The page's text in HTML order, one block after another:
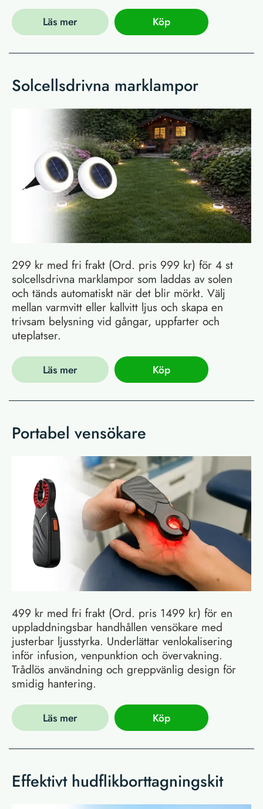
Läs mer Köp
Solcellsdrivna marklampor
299 kr med fri frakt (Ord. pris 999 kr) för 4 st
solcellsdrivna marklampor som laddas av solen
och tänds automatiskt när det blir mörkt. Välj
mellan varmvitt eller kallvitt ljus och skapa en
trivsam belysning vid gångar, uppfarter och
uteplatser.
Läs mer Köp
Portabel vensökare
499 kr med fri frakt (Ord. pris 1499 kr) för en
uppladdningsbar handhållen vensökare med
justerbar ljusstyrka. Underlättar venlokalisering
inför infusion, venpunktion och övervakning.
Trådlös användning och greppvänlig design för
smidig hantering.
Läs mer Köp
Effektivt hudflikborttagningskit